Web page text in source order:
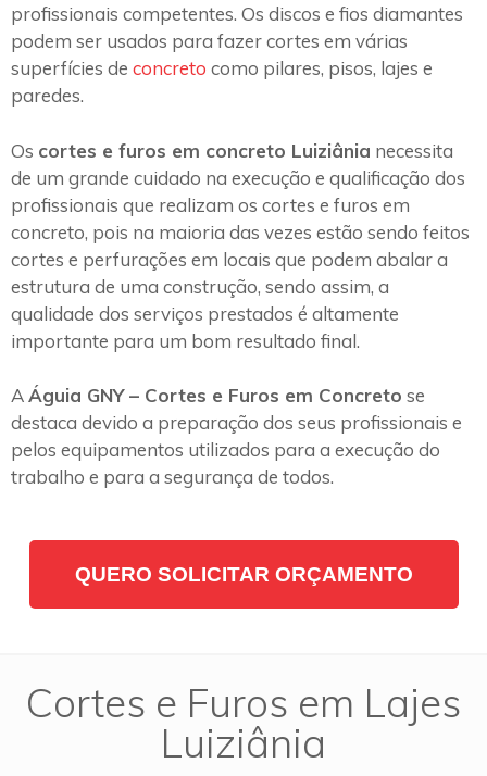
profissionais competentes. Os discos e fios diamantes
podem ser usados para fazer cortes em várias
superfícies de concreto como pilares, pisos, lajes e
paredes.
Os cortes e furos em concreto Luiziânia necessita
de um grande cuidado na execução e qualificação dos
profissionais que realizam os cortes e furos em
concreto, pois na maioria das vezes estão sendo feitos
cortes e perfurações em locais que podem abalar a
estrutura de uma construção, sendo assim, a
qualidade dos serviços prestados é altamente
importante para um bom resultado final.
AÁguia GNY – Cortes e Furos em Concreto se
destaca devido a preparação dos seus profissionais e
pelos equipamentos utilizados para a execução do
trabalho e para a segurança de todos.
QUERO SOLICITAR ORÇAMENTO
Cortes e Furos em Lajes
Luiziânia